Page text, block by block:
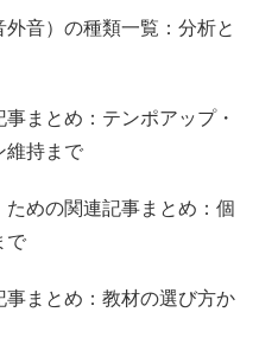
外音）の種類一覧：分析と
事まとめ：テンポアップ・
維持まで
ための関連記事まとめ：個
で
事まとめ：教材の選び方か